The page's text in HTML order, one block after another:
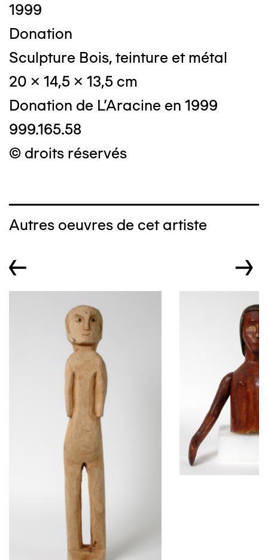
1999
Donation
Sculpture Bois, teinture et métal
20 x 14,5 x 13,5 cm
Donation de L'Aracine en 1999
999.165.58
© droits réservés
Autres oeuvres de cet artiste
← →